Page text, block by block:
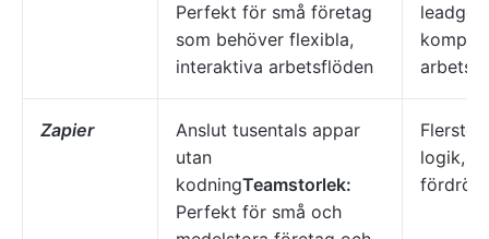
Perfekt för små företag
som behöver flexibla,
interaktiva arbetsflöden
Zapier
Anslut tusentals appar
utan
kodningTeamstorlek:
Perfekt för små och
logik,